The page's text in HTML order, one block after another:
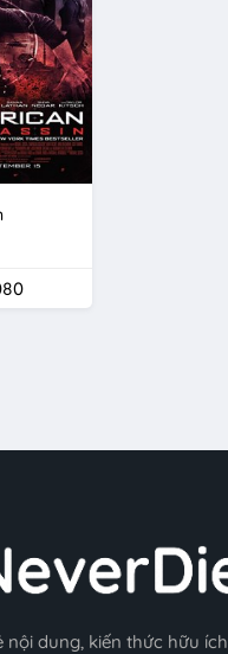
nội dung, kiến thức hữu ích